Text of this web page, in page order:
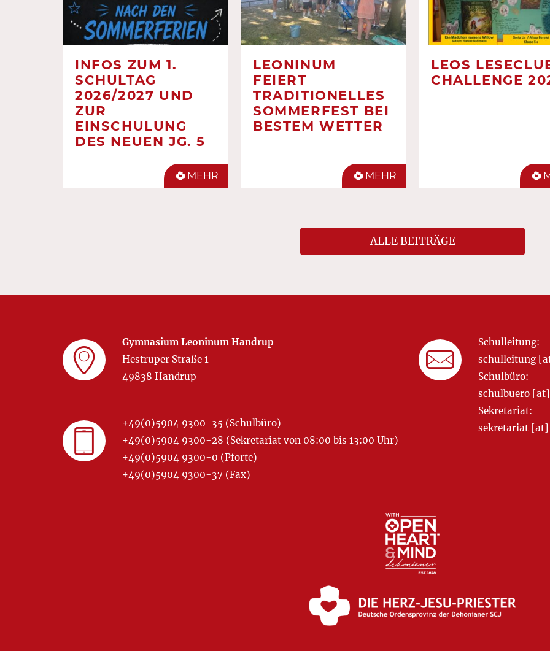
INFOS ZUM 1.
SCHULTAG
2026/2027 UND
ZUR
EINSCHULUNG
DES NEUEN JG. 5
MEHR
LEONINUM
FEIERT
TRADITIONELLES
SOMMERFEST BEI
BESTEM WETTER
MEHR
LEOS
CHALLENGE
ALLE BEITRÄGE
Gymnasium Leoninum Handrup
Hestruper Straße 1
49838 Handrup
+49(0)5904 9300-35 (Schulbüro)
+49(0)5904 9300-28 (Sekretariat von 08:00 bis 13:00 Uhr)
+49(0)5904 9300-0 (Pforte)
+49(0)5904 9300-37 (Fax)
Schulleitung:
schulleitung
Schulbüro:
schulbuero
Sekretariat:
sekretariat